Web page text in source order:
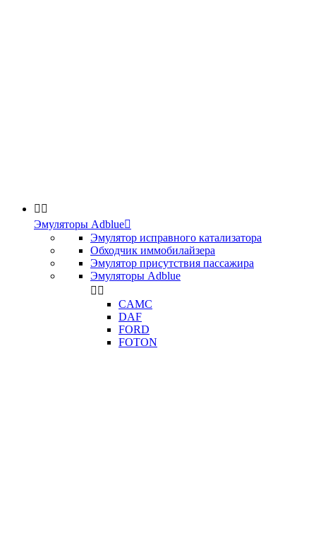
 
Эмуляторы Adblue
Эмулятор исправного катализатора
Обходчик иммобилайзера
Эмулятор присутствия пассажира
Эмуляторы Adblue
 
CAMC
DAF
FORD
FOTON